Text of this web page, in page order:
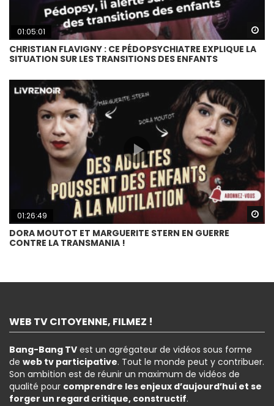
01:05:01
CHRISTIAN FLAVIGNY : CE PÉDOPSYCHIATRE EXPLIQUE LA
SITUATION SUR LES TRANSITIONS DES ENFANTS
01:26:49
DORA MOUTOT ET MARGUERITE STERN EN GUERRE
CONTRE LA TRANSMANIA !
WEB TV CITOYENNE, FILMEZ !
Bang-Bang TV est un agrégateur de vidéos sous forme
de web tv participative. Tout le monde peut y contribuer.
Son ambition est de réunir un maximum de vidéos de
qualité pour comprendre les enjeux d’aujourd’hui et se
forger un regard critique, constructif.